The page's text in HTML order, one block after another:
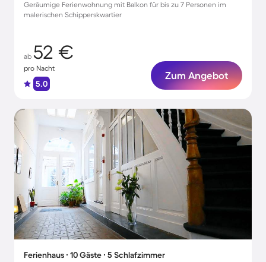
Geräumige Ferienwohnung mit Balkon für bis zu 7 Personen im
malerischen Schipperskwartier
ab 52 €
pro Nacht
5.0
Zum Angebot
Ferienhaus ∙ 10 Gäste ∙ 5 Schlafzimmer